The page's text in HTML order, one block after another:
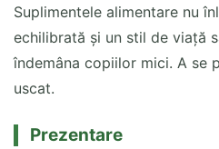
Suplimentele alimentare nu
echilibrată și un stil de viață
îndemâna copiilor mici. A se
uscat.
Prezentare